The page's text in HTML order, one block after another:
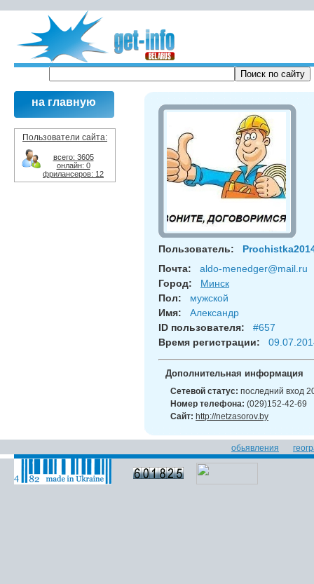
на главную
Пользователи сайта:
всего: 3605
онлайн: 0
фрилансеров: 12
Пользователь:
Почта: aldo-menedger@mail.ru
Город:
Минск
Пол: мужской
Имя: Александр
ID пользователя: #657
Время регистрации:
Дополнительная информация
Сетевой статус: последний вход
Номер телефона: (029)152-42-69
Сайт: http://netzasorov.by
обьявления